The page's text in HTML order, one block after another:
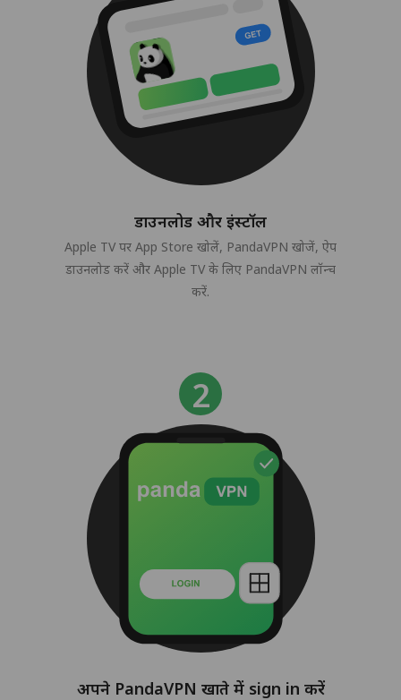
डाउनलोड और इंस्टॉल
Apple TV पर App Store खोलें, PandaVPN खोजें, ऐप
डाउनलोड करें और Apple TV के लिए PandaVPN लॉन्च
करें.
अपने PandaVPN खाते में sign in करें